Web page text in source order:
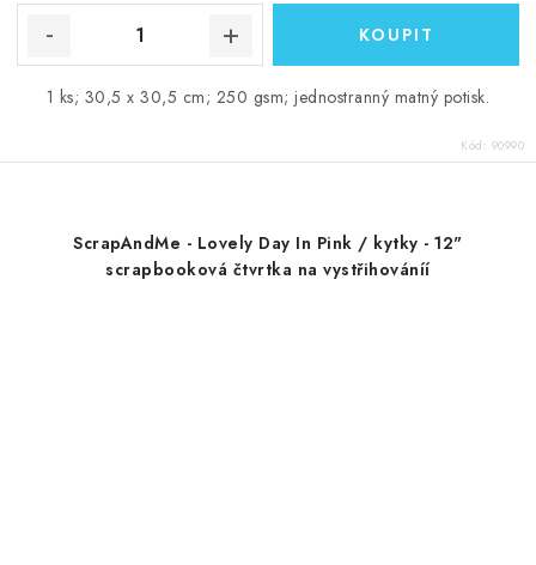
1 ks; 30,5 x 30,5 cm; 250 gsm; jednostranný matný potisk.
Kód: 90990
ScrapAndMe - Lovely Day In Pink / kytky - 12"
scrapbooková čtvrtka na vystřihováníí